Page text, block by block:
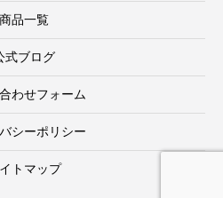
商品一覧
式ブログ
わせフォーム
シーポリシー
トマップ